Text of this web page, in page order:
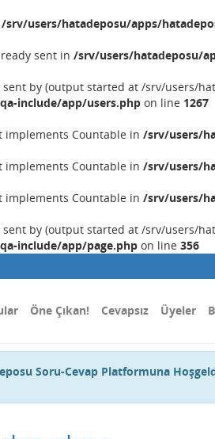
/srv/users/hatadeposu/apps/
sent in /srv/users/hatadeposu/
by (output started at /srv/users/
include/app/users.php on line 1267
implements Countable in /srv/users/
implements Countable in /srv/users/
implements Countable in /srv/users/
by (output started at /srv/users/
include/app/page.php on line 356
Öne Çıkan! Cevapsız Üyeler
Soru-Cevap Platformuna